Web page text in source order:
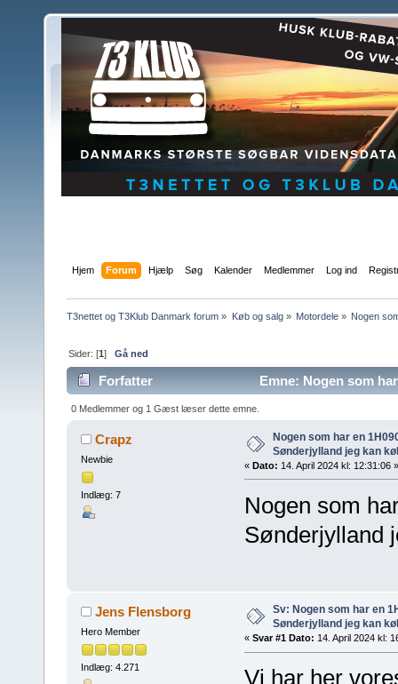
Hjem Forum Hjælp Søg Kalender Medlemmer Log ind
T3nettet og T3Klub Danmark forum » Køb og salg» Motordele» Nogen
Sider: [1]Gå ned
Forfatter
Emne: Nogen som
(Læst 29624 gange)
0 Medlemmer og 1 Gæst læser dette emne.
Crapz
Newbie
Indlæg: 7
Nogen som har en
Sønderjylland jeg kan
« Dato: 14. April 2024 kl: 12:31:06 »
Nogen som
Sønderjylland
Jens Flensborg
Hero Member
Indlæg: 4.271
Sv: Nogen som har en
Sønderjylland jeg kan
« Svar #1 Dato: 14. April 2024 kl:
Vi har her